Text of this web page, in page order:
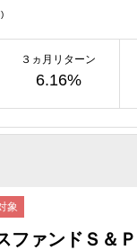
３ヵ月リターン
6.16%
象
ファンドＳ＆